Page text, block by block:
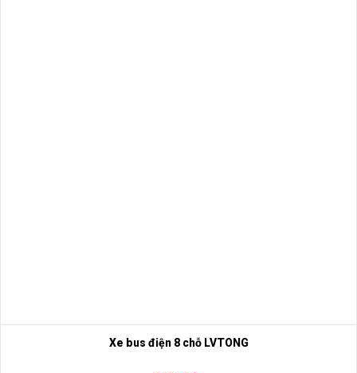
Xe bus điện 8 chỗ LVTONG